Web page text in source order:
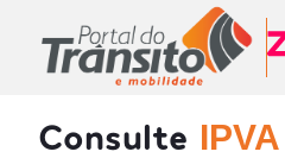
Consulte